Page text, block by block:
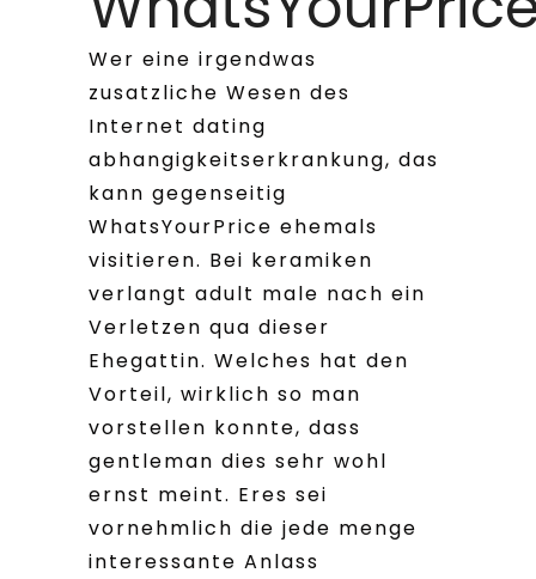
Wer eine irgendwas
zusatzliche Wesen des
Internet dating
abhangigkeitserkrankung, das
kann gegenseitig
WhatsYourPrice ehemals
visitieren. Bei keramiken
verlangt adult male nach ein
Verletzen qua dieser
Ehegattin. Welches hat den
Vorteil, wirklich so man
vorstellen konnte, dass
gentleman dies sehr wohl
ernst meint. Eres sei
vornehmlich die jede menge
interessante Anlass